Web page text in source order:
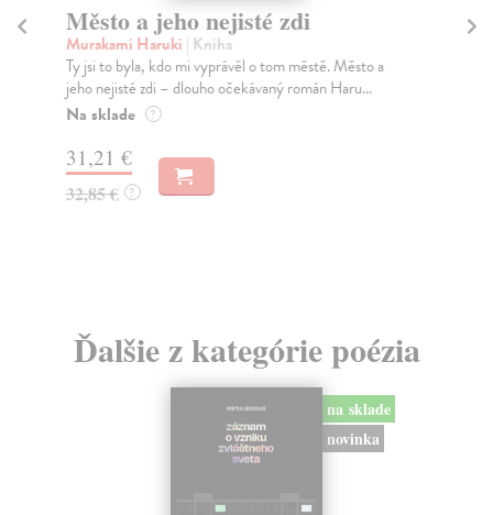
Město a jeho nejisté zdi
Murakami Haruki | Kniha
Ty jsi to byla, kdo mi vyprávěl o tom městě. Město a
jeho nejisté zdi – dlouho očekávaný román Haru...
Na sklade ?
31,21 €
32,85 € ?
Ďalšie z kategórie poézia
na sklade
novinka